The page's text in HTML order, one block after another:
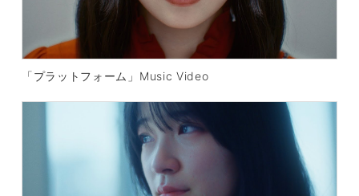
「プラットフォーム」Music Video